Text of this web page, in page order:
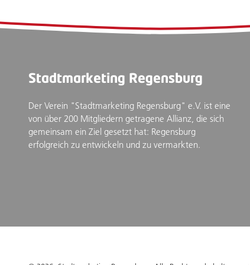
Stadtmarketing Regensburg
Der Verein "Stadtmarketing Regensburg" e.V. ist eine
von über 200 Mitgliedern getragene Allianz, die sich
gemeinsam ein Ziel gesetzt hat: Regensburg
erfolgreich zu entwickeln und zu vermarkten.